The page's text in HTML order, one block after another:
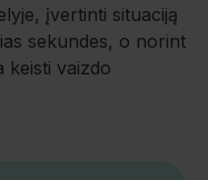
įvertinti situaciją
sekundes, o norint
keisti vaizdo